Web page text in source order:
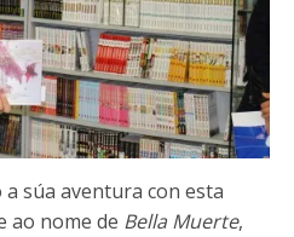
súa aventura con esta
ao nome de Bella Muerte,